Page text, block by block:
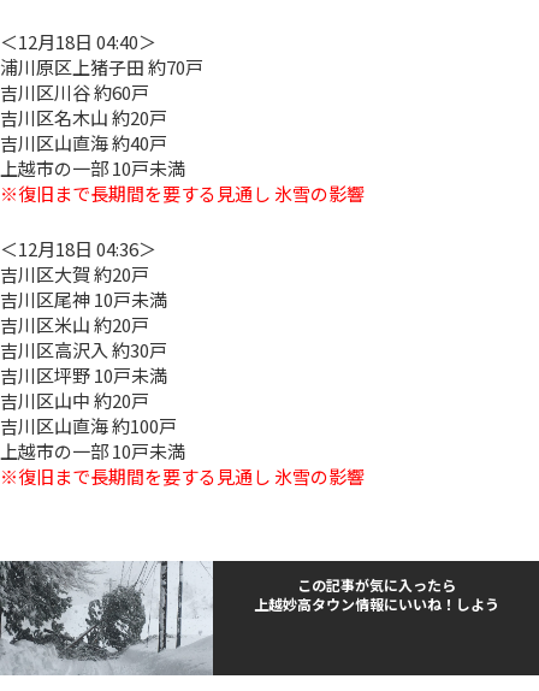
＜12月18日 04:40＞
浦川原区上猪子田 約70戸
吉川区川谷 約60戸
吉川区名木山 約20戸
吉川区山直海 約40戸
上越市の一部 10戸未満
※復旧まで長期間を要する見通し 氷雪の影響
＜12月18日 04:36＞
吉川区大賀 約20戸
吉川区尾神 10戸未満
吉川区米山 約20戸
吉川区高沢入 約30戸
吉川区坪野 10戸未満
吉川区山中 約20戸
吉川区山直海 約100戸
上越市の一部 10戸未満
※復旧まで長期間を要する見通し 氷雪の影響
この記事が気に入ったら
上越妙高タウン情報にいいね！しよう